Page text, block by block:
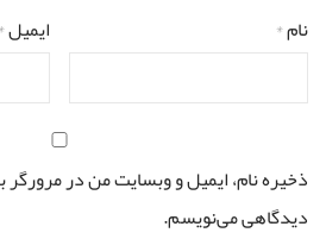
نام* ایمیل*
ذخیره نام، ایمیل و وبسایت من در مرورگر
دیدگاهی می‌نویسم.